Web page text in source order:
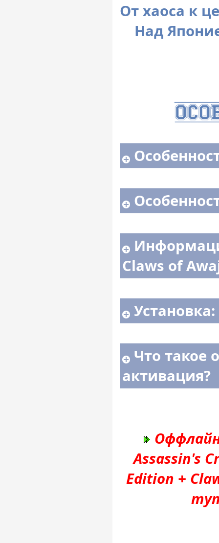
От хаоса к
Над
Claws of
Установка:
Что такое
активация?
Assassin's
Edition +